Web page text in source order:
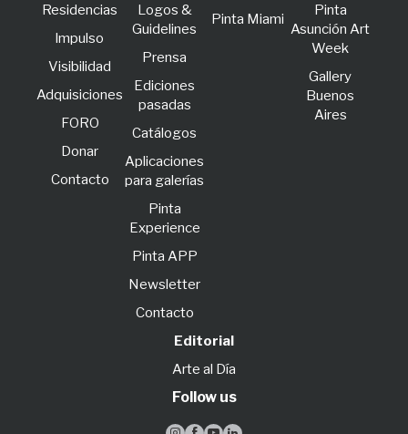
Residencias
lmpulso
Visibilidad
Adquisiciones
FORO
Donar
Contacto
Logos &
Guidelines
Prensa
Ediciones
pasadas
Catálogos
Aplicaciones
para galerías
Pinta
Experience
Pinta APP
Newsletter
Contacto
Pinta Miami
Pinta
Asunción Art
Week
Gallery
Buenos
Aires
Editorial
Arte al Día
Follow us